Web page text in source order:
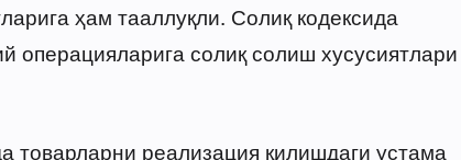
ҳам тааллуқли. Солиқ кодексида
операцияларига солиқ солиш хусусиятлари
товарларни реализация қилишдаги устама